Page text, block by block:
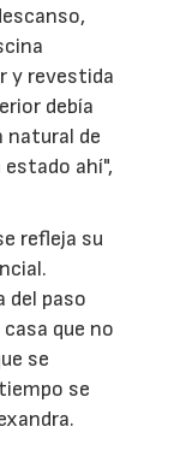
y revestida
debía
natural de
ahí",
refleja su
del paso
que no
se
se